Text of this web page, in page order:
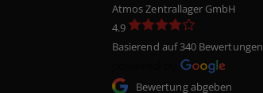
Atmos Zentrallager GmbH
4.9
Basierend auf 340 Bewertungen
Bewertung abgeben